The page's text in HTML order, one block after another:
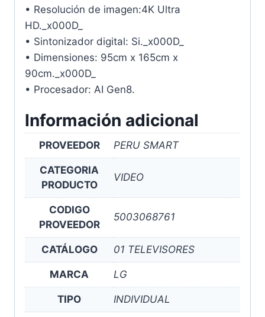
• Resolución de imagen:4K Ultra
HD._x000D_
• Sintonizador digital: Si._x000D_
• Dimensiones: 95cm x 165cm x
90cm._x000D_
• Procesador: AI Gen8.
Información adicional
PROVEEDOR PERU SMART
CATEGORIA
PRODUCTO
VIDEO
CODIGO
PROVEEDOR
5003068761
CATÁLOGO 01 TELEVISORES
MARCA LG
TIPO INDIVIDUAL